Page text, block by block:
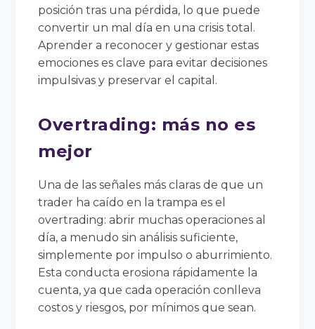
posición tras una pérdida, lo que puede
convertir un mal día en una crisis total.
Aprender a reconocer y gestionar estas
emociones es clave para evitar decisiones
impulsivas y preservar el capital.
Overtrading: más no es
mejor
Una de las señales más claras de que un
trader ha caído en la trampa es el
overtrading: abrir muchas operaciones al
día, a menudo sin análisis suficiente,
simplemente por impulso o aburrimiento.
Esta conducta erosiona rápidamente la
cuenta, ya que cada operación conlleva
costos y riesgos, por mínimos que sean.